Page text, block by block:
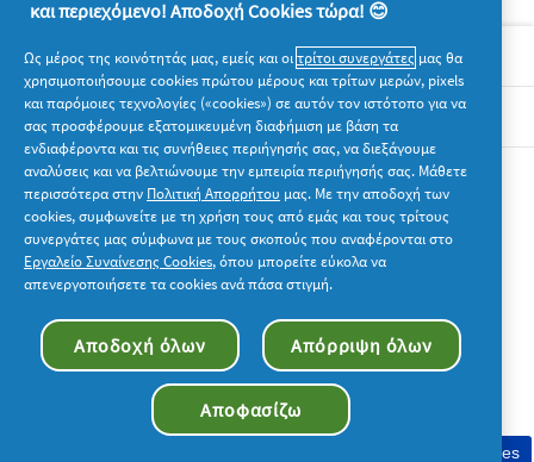
θα
ανακατεύθυνση
στη
σελίδα
εισόδου
Σχετικά με την P&G
Νομικά
Ακολουθήστε μας
© 2026 Procter & Gamble. Με την επιφύλαξη παντός
δικαιώματος. Η χρήση και η πρόσβαση στις πληροφορίες σε
αυτόν τον ιστότοπο υπόκειται στους όρους και τις προϋποθέσεις
που καθορίζονται στη νομική συμφωνία μας.
Συγκατάθεση στη χρήση cookies
και περιεχόμενο! Αποδοχή Cookies τώρα! 😊
Ως μέρος της κοινότητάς μας, εμείς και οιτρίτοι συνεργάτες μας θα
χρησιμοποιήσουμε cookies πρώτου μέρους και τρίτων μερών, pixels
και παρόμοιες τεχνολογίες («cookies») σε αυτόν τον ιστότοπο για να
σας προσφέρουμε εξατομικευμένη διαφήμιση με βάση τα
ενδιαφέροντα και τις συνήθειες περιήγησής σας, να διεξάγουμε
αναλύσεις και να βελτιώνουμε την εμπειρία περιήγησής σας. Μάθετε
περισσότερα στην Πολιτική Απορρήτου μας. Με την αποδοχή των
cookies, συμφωνείτε με τη χρήση τους από εμάς και τους τρίτους
συνεργάτες μας σύμφωνα με τους σκοπούς που αναφέρονται στο
Εργαλείο Συναίνεσης Cookies, όπου μπορείτε εύκολα να
απενεργοποιήσετε τα cookies ανά πάσα στιγμή.
Αποδοχή όλων Απόρριψη όλων
Αποφασίζω